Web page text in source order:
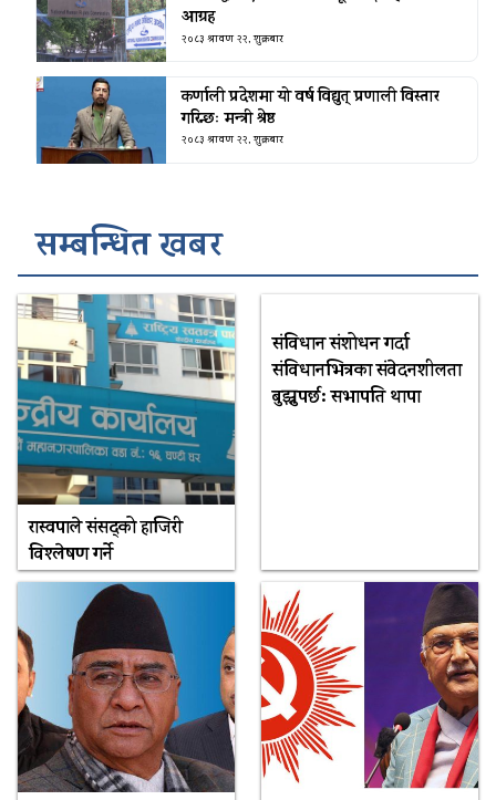
आग्रह
२०८३ श्रावण २२, शुक्रबार
कर्णाली प्रदेशमा यो वर्ष विद्युत् प्रणाली विस्तार
गरिन्छः मन्त्री श्रेष्ठ
२०८३ श्रावण २२, शुक्रबार
सम्बन्धित खबर
रास्वपाले संसद्को हाजिरी
विश्लेषण गर्ने
संविधान संशोधन गर्दा
संविधानभित्रका संवेदनशीलता
बुझ्नुपर्छ: सभापति थापा